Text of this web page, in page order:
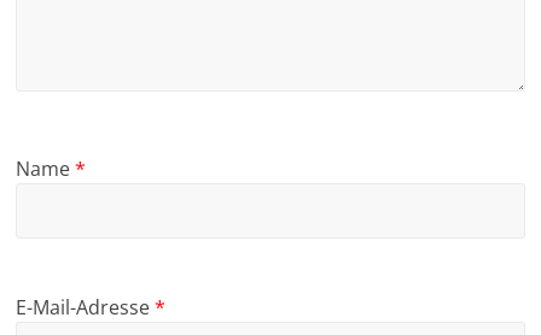
Name*
E-Mail-Adresse*